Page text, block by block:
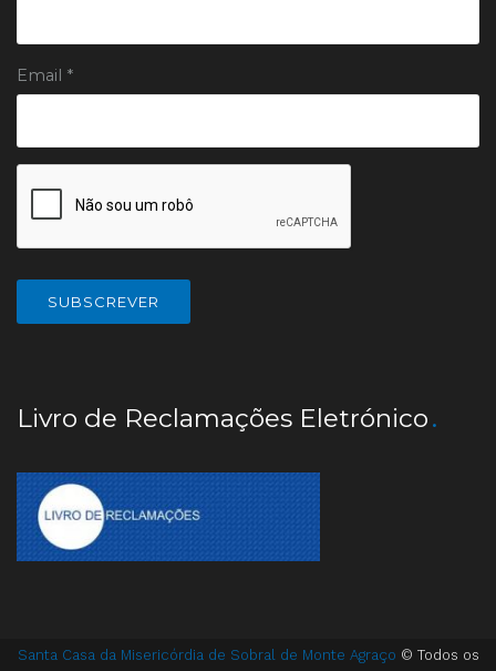
Email *
Livro de Reclamações Eletrónico
Santa Casa da Misericórdia de Sobral de Monte Agraço © Todos os